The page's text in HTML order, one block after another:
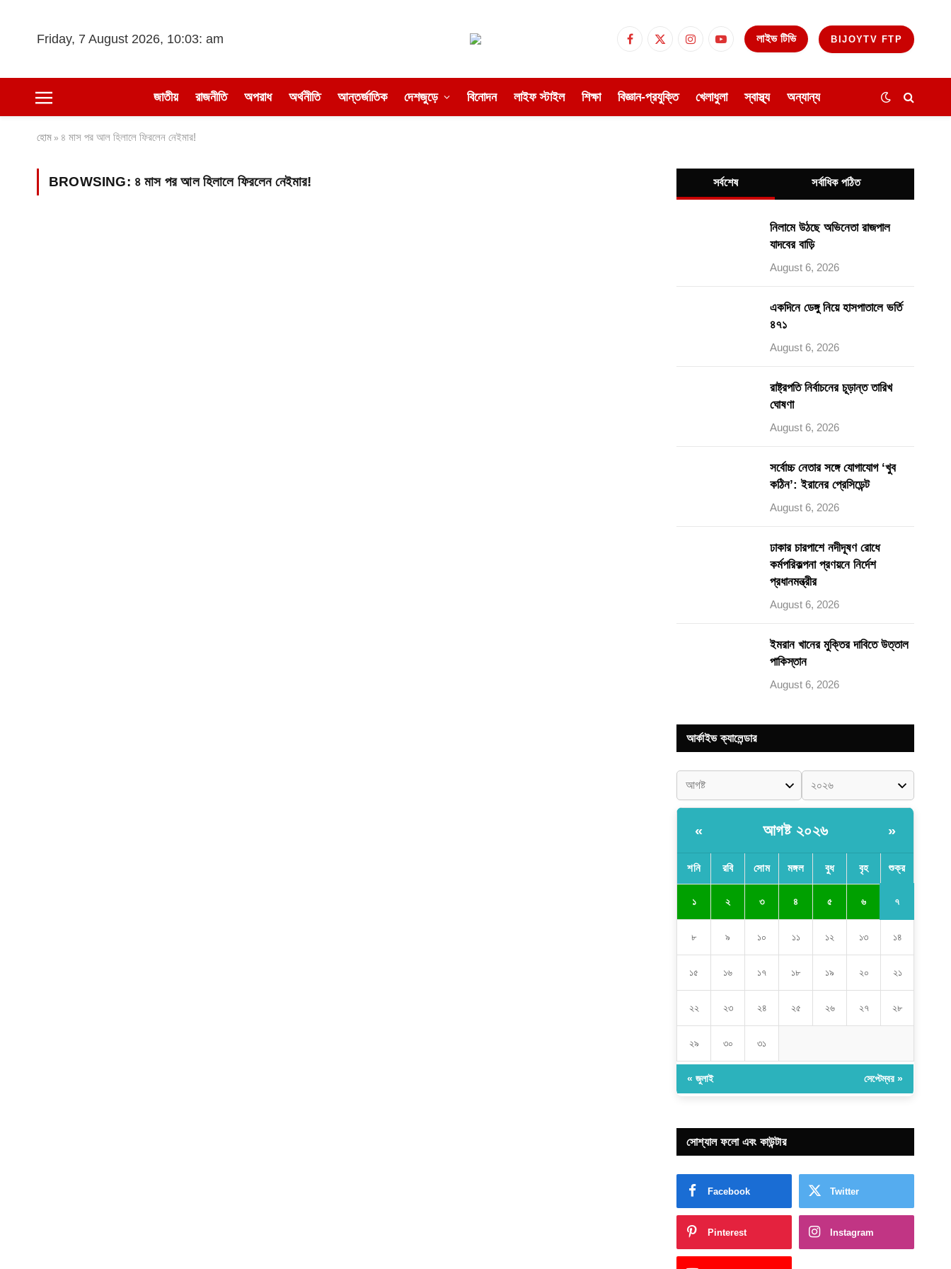
Friday, 7 August 2026, 10:03: am Facebook
X
InstagramYouTube
লাইভ টিভি BIJOYTV FTP
জাতীয় রাজনীতি অপরাধ অর্থনীতি আন্তর্জাতিক দেশজুড়ে বিনোদন লাইফ স্টাইল শিক্ষা বিজ্ঞান-প্রযুক্তি খেলাধুলা স্বাস্থ্য অন্যান্য
হোম » ৪ মাস পর আল হিলালে ফিরলেন নেইমার!
BROWSING: ৪ মাস পর আল হিলালে ফিরলেন নেইমার! সর্বশেষ সর্বাধিক পঠিত
নিলামে উঠছে অভিনেতা রাজপাল
যাদবের বাড়ি
August 6, 2026
একদিনে ডেঙ্গু নিয়ে হাসপাতালে ভর্তি
৪৭১
August 6, 2026
রাষ্ট্রপতি নির্বাচনের চূড়ান্ত তারিখ
ঘোষণা
August 6, 2026
সর্বোচ্চ নেতার সঙ্গে যোগাযোগ ‘খুব
কঠিন’: ইরানের প্রেসিডেন্ট
August 6, 2026
ঢাকার চারপাশে নদীদূষণ রোধে
কর্মপরিকল্পনা প্রণয়নে নির্দেশ
প্রধানমন্ত্রীর
August 6, 2026
ইমরান খানের মুক্তির দাবিতে উত্তাল
পাকিস্তান
August 6, 2026
আর্কাইভ ক্যালেন্ডার
« আগষ্ট ২০২৬ »
শনি রবি সোম মঙ্গল বুধ বৃহ শুক্র
১ ২ ৩ ৪ ৫ ৬ ৭
৮ ৯ ১০ ১১ ১২ ১৩ ১৪
১৫ ১৬ ১৭ ১৮ ১৯ ২০ ২১
২২ ২৩ ২৪ ২৫ ২৬ ২৭ ২৮
২৯ ৩০ ৩১
« জুলাই সেপ্টেম্বর »
সোশ্যাল ফলো এবং কাউন্টার
Facebook Twitter
Pinterest Instagram